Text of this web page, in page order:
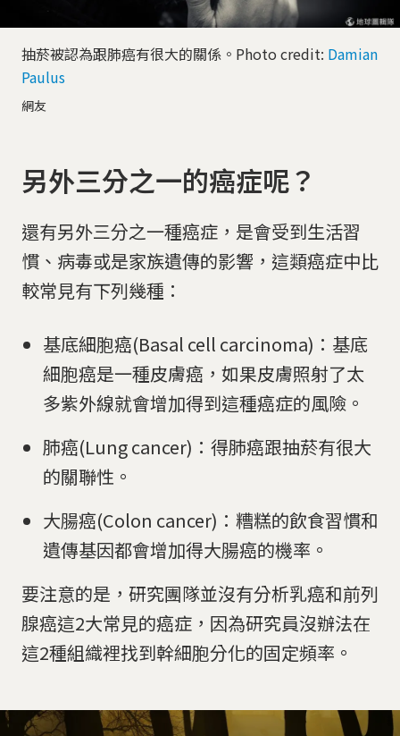
抽菸被認為跟肺癌有很大的關係。Photo credit: Damian
Paulus
網友
另外三分之一的癌症呢？
還有另外三分之一種癌症，是會受到生活習
慣、病毒或是家族遺傳的影響，這類癌症中比
較常見有下列幾種：
基底細胞癌(Basal cell carcinoma)：基底
細胞癌是一種皮膚癌，如果皮膚照射了太
多紫外線就會增加得到這種癌症的風險。
肺癌(Lung cancer)：得肺癌跟抽菸有很大
的關聯性。
大腸癌(Colon cancer)：糟糕的飲食習慣和
遺傳基因都會增加得大腸癌的機率。
要注意的是，研究團隊並沒有分析乳癌和前列
腺癌這2大常見的癌症，因為研究員沒辦法在
這2種組織裡找到幹細胞分化的固定頻率。